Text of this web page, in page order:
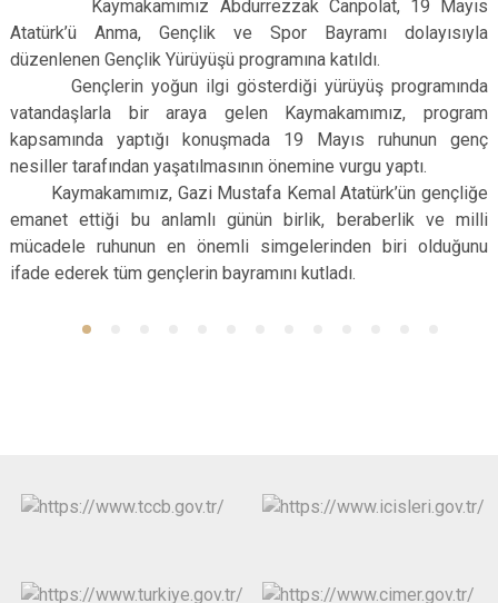
Kaymakamımız Abdurrezzak Canpolat, 19 Mayıs
Atatürk’ü Anma, Gençlik ve Spor Bayramı dolayısıyla
düzenlenen Gençlik Yürüyüşü programına katıldı.
Gençlerin yoğun ilgi gösterdiği yürüyüş programında
vatandaşlarla bir araya gelen Kaymakamımız, program
kapsamında yaptığı konuşmada 19 Mayıs ruhunun genç
nesiller tarafından yaşatılmasının önemine vurgu yaptı.
Kaymakamımız, Gazi Mustafa Kemal Atatürk’ün gençliğe
emanet ettiği bu anlamlı günün birlik, beraberlik ve milli
mücadele ruhunun en önemli simgelerinden biri olduğunu
ifade ederek tüm gençlerin bayramını kutladı.